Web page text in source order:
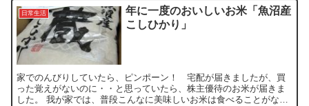
日常生活
年に一度のおいしいお米「魚沼産
こしひかり」
家でのんびりしていたら、ピンポーン！ 宅配が届きましたが、買
った覚えがないのに・・と思っていたら、株主優待のお米が届きま
した。 我が家では、普段こんなに美味しいお米は食べることがない